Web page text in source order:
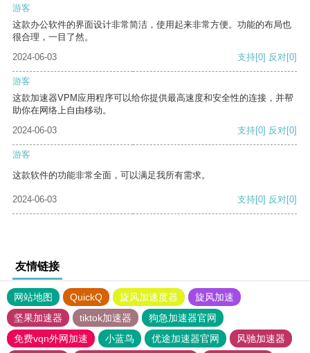
游客
这款办公软件的界面设计非常简洁，使用起来非常方便。功能的布局也
很合理，一目了然。
2024-06-03
支持[0] 反对[0]
游客
这款加速器VPM应用程序可以给你提供最高速度和安全性的连接，并帮
助你在网络上自由移动。
2024-06-03
支持[0] 反对[0]
游客
这款软件的功能非常全面，可以满足我所有需求。
2024-06-03 支持[0] 反对[0]
友情链接
网站地图 QuickQ 旋风加速度器
旋风加速
坚果加速器
tiktok加速器
狗急加速器官网
免费vqn外网加速
小蓝鸟 优途加速器官网
风驰加速器